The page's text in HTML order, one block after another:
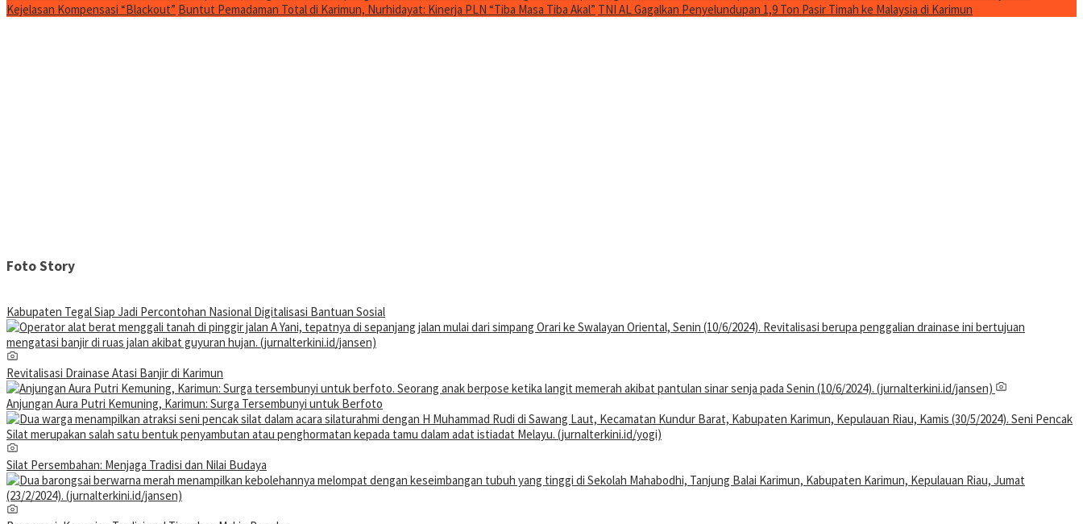
Kejelasan Kompensasi “Blackout” Buntut Pemadaman Total di Karimun, Nurhidayat: Kinerja PLN “Tiba Masa Tiba Akal” TNI AL Gagalkan Penyelundupan 1,9 Ton Pasir Timah ke Malaysia di Karimun
Foto Story
Kabupaten Tegal Siap Jadi Percontohan Nasional Digitalisasi Bantuan Sosial
Revitalisasi Drainase Atasi Banjir di Karimun
Anjungan Aura Putri Kemuning, Karimun: Surga Tersembunyi untuk Berfoto
Silat Persembahan: Menjaga Tradisi dan Nilai Budaya